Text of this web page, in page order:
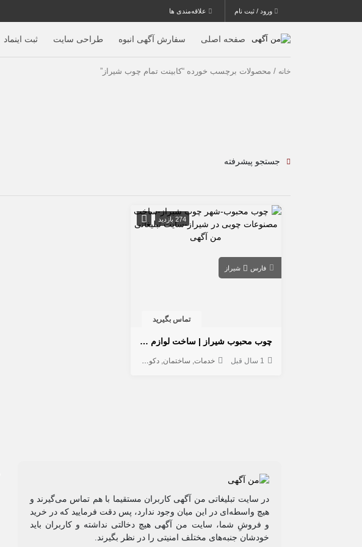
ورود / ثبت نام علاقه‌مندی ها
صفحه اصلی سفارش آگهی انبوه طراحی سایت ثبت اینماد
خانه / محصولات برچسب خورده “کابینت تمام چوب شیراز”
جستجو پیشرفته
274 بازدید
فارس شیراز
تماس بگیرید
چوب محبوب شیراز | ساخت لوازم چوبی با ۴۰ سال تجربه استادکار دهقانی
1 سال قبل خدمات ساختمان دکوراسیون داخلی
در سایت تبلیغاتی من آگهی کاربران مستقیما با هم تماس می‌گیرند و
هیچ واسطه‌ای در این میان وجود ندارد، پس دقت فرمایید که در خرید
و فروشِ شما، سایت من آگهی هیچ دخالتی نداشته و کاربران باید
خودشان جنبه‌های مختلف امنیتی را در نظر بگیرند.